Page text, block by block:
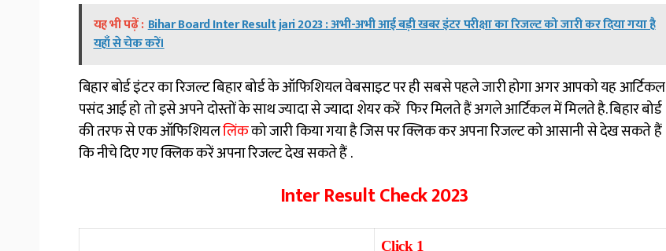
यह भी पढ़ें :Bihar Board Inter Result jari 2023 : अभी-अभी आई बड़ी खबर इंटर परीक्षा का रिजल्ट को जारी कर दिया गया है
यहाँ से चेक करें।
बिहार बोर्ड इंटर का रिजल्ट बिहार बोर्ड के ऑफिशियल वेबसाइट पर ही सबसे पहले जारी होगा अगर आपको यह आर्टिकल
पसंद आई हो तो इसे अपने दोस्तों के साथ ज्यादा से ज्यादा शेयर करें फिर मिलते हैं अगले आर्टिकल में मिलते है. बिहार बोर्ड
की तरफ से एक ऑफिशियललिंकको जारी किया गया है जिस पर क्लिक कर अपना रिजल्ट को आसानी से देख सकते हैं
कि नीचे दिए गए क्लिक करें अपना रिजल्ट देख सकते हैं .
Inter Result Check 2023
Click 1